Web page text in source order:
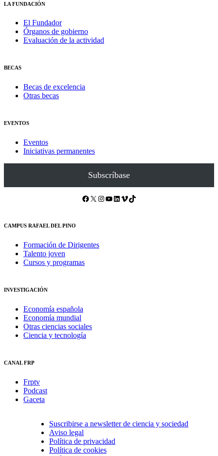
LA FUNDACIÓN
El Fundador
Órganos de gobierno
Evaluación de la actividad
BECAS
Becas de excelencia
Otras becas
EVENTOS
Eventos
Iniciativas permanentes
Subscríbase
Facebook X Instagram YouTube LinkedIn Vimeo TikTok
CAMPUS RAFAEL DEL PINO
Formación de Dirigentes
Talento joven
Cursos y programas
INVESTIGACIÓN
Economía española
Economía mundial
Otras ciencias sociales
Ciencia y tecnología
CANAL FRP
Frptv
Podcast
Gaceta
Suscribirse a newsletter de ciencia y sociedad
Aviso legal
Política de privacidad
Política de cookies